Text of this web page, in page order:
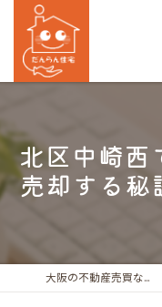
北区中崎西
売却する秘
大阪の不動産売買ならだんらん住宅株式会社